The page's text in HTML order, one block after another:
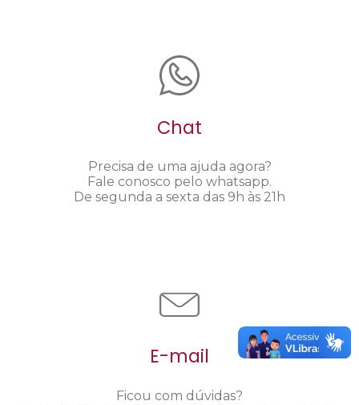
Chat
Precisa de uma ajuda agora?
Fale conosco pelo whatsapp.
De segunda a sexta das 9h às 21h
E-mail
Ficou com dúvidas?